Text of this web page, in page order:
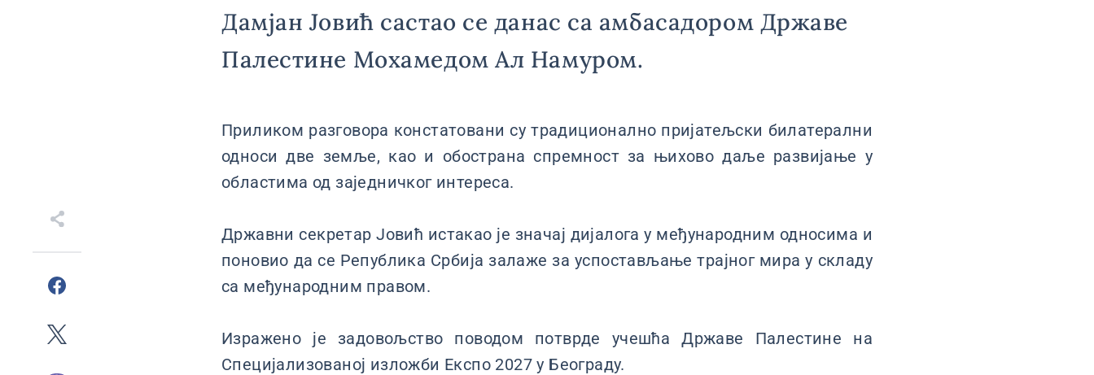
Дамјан Јовић састао се данас са амбасадором Државе
Палестине Мохамедом Ал Намуром.
Приликом разговора констатовани су традиционално пријатељски билатерални
односи две земље, као и обострана спремност за њихово даље развијање у
областима од заједничког интереса.
Државни секретар Јовић истакао је значај дијалога у међународним односима и
поновио да се Република Србија залаже за успостављање трајног мира у складу
са међународним правом.
Изражено је задовољство поводом потврде учешћа Државе Палестине на
Специјализованој изложби Експо 2027 у Београду.